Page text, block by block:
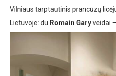
Vilniaus tarptautinis prancūzų
Lietuvoje: du Romain Garyveidai